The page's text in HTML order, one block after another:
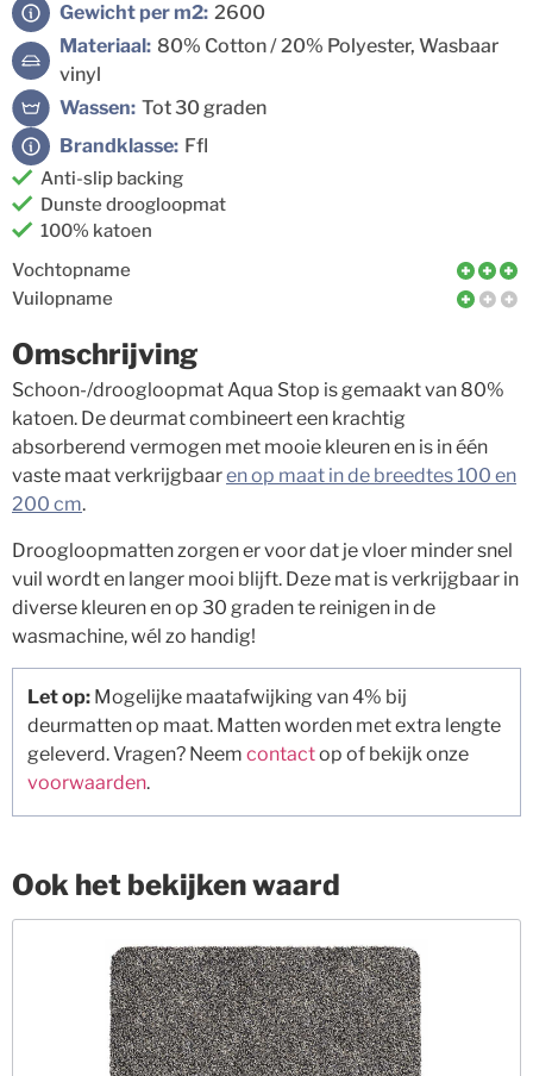
Gewicht per m2: 2600
Materiaal: 80% Cotton / 20% Polyester, Wasbaar
vinyl
Wassen: Tot 30 graden
Brandklasse: Ffl
Anti-slip backing
Dunste droogloopmat
100% katoen
Vochtopname
Vuilopname
Omschrijving
Schoon-/droogloopmat Aqua Stop is gemaakt van 80%
katoen. De deurmat combineert een krachtig
absorberend vermogen met mooie kleuren en is in één
vaste maat verkrijgbaaren op maat in de breedtes 100 en
200 cm.
Droogloopmatten zorgen er voor dat je vloer minder snel
vuil wordt en langer mooi blijft. Deze mat is verkrijgbaar in
diverse kleuren en op 30 graden te reinigen in de
wasmachine, wél zo handig!
Let op: Mogelijke maatafwijking van 4% bij
deurmatten op maat. Matten worden met extra lengte
geleverd. Vragen? Neem contactop of bekijk onze
voorwaarden.
Ook het bekijken waard